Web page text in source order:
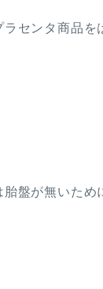
センタ商品
盤が無いため